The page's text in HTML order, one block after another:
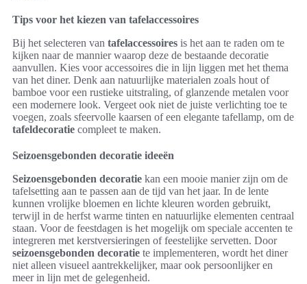
Tips voor het kiezen van tafelaccessoires
Bij het selecteren van tafelaccessoires is het aan te raden om te
kijken naar de mannier waarop deze de bestaande decoratie
aanvullen. Kies voor accessoires die in lijn liggen met het thema
van het diner. Denk aan natuurlijke materialen zoals hout of
bamboe voor een rustieke uitstraling, of glanzende metalen voor
een modernere look. Vergeet ook niet de juiste verlichting toe te
voegen, zoals sfeervolle kaarsen of een elegante tafellamp, om de
tafeldecoratie compleet te maken.
Seizoensgebonden decoratie ideeën
Seizoensgebonden decoratie kan een mooie manier zijn om de
tafelsetting aan te passen aan de tijd van het jaar. In de lente
kunnen vrolijke bloemen en lichte kleuren worden gebruikt,
terwijl in de herfst warme tinten en natuurlijke elementen centraal
staan. Voor de feestdagen is het mogelijk om speciale accenten te
integreren met kerstversieringen of feestelijke servetten. Door
seizoensgebonden decoratie te implementeren, wordt het diner
niet alleen visueel aantrekkelijker, maar ook persoonlijker en
meer in lijn met de gelegenheid.